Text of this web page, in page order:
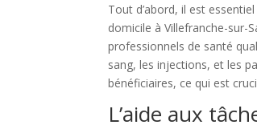
Tout d’abord, il est
domicile à Villefranche-sur-
professionnels de santé
sang, les injections, et les
bénéficiaires, ce qui est
L’aide aux